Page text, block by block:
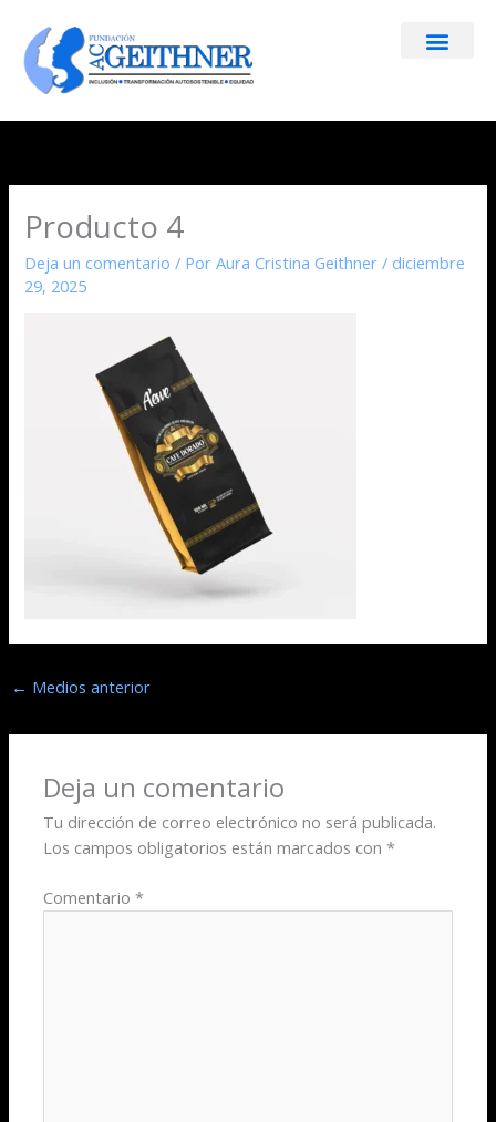
contenido
Producto 4
Deja un comentario / PorAura Cristina Geithner/ diciembre
29, 2025
← Medios anterior
Deja un comentario
Tu dirección de correo electrónico no será publicada.
Los campos obligatorios están marcados con*
Comentario*